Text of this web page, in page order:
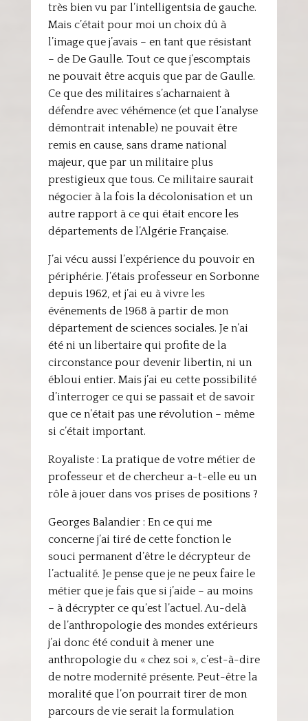
très bien vu par l’intelligentsia de gauche.
Mais c’était pour moi un choix dû à
l’image que j’avais – en tant que résistant
– de De Gaulle. Tout ce que j’escomptais
ne pouvait être acquis que par de Gaulle.
Ce que des militaires s’acharnaient à
défendre avec véhémence (et que l’analyse
démontrait intenable) ne pouvait être
remis en cause, sans drame national
majeur, que par un militaire plus
prestigieux que tous. Ce militaire saurait
négocier à la fois la décolonisation et un
autre rapport à ce qui était encore les
départements de l’Algérie Française.
J’ai vécu aussi l’expérience du pouvoir en
périphérie. J’étais professeur en Sorbonne
depuis 1962, et j’ai eu à vivre les
événements de 1968 à partir de mon
département de sciences sociales. Je n’ai
été ni un libertaire qui profite de la
circonstance pour devenir libertin, ni un
ébloui entier. Mais j’ai eu cette possibilité
d’interroger ce qui se passait et de savoir
que ce n’était pas une révolution – même
si c’était important.
Royaliste : La pratique de votre métier de
professeur et de chercheur a-t-elle eu un
rôle à jouer dans vos prises de positions ?
Georges Balandier : En ce qui me
concerne j’ai tiré de cette fonction le
souci permanent d’être le décrypteur de
l’actualité. Je pense que je ne peux faire le
métier que je fais que si j’aide – au moins
– à décrypter ce qu’est l’actuel. Au-delà
de l’anthropologie des mondes extérieurs
j’ai donc été conduit à mener une
anthropologie du « chez soi », c’est-à-dire
de notre modernité présente. Peut-être la
moralité que l’on pourrait tirer de mon
parcours de vie serait la formulation